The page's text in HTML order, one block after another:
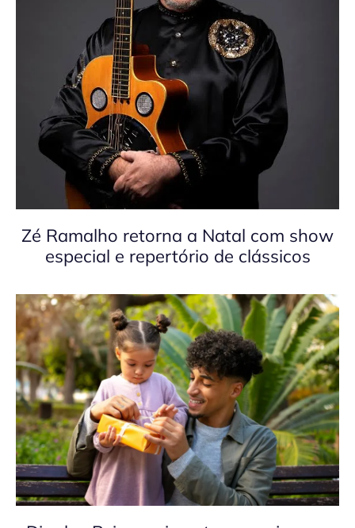
Zé Ramalho retorna a Natal com show
especial e repertório de clássicos